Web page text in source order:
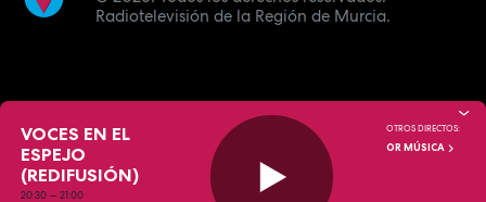
Radiotelevisión de la Región de Murcia.
VOCES EN EL
ESPEJO
(REDIFUSIÓN)
20:30—21:00
OTROS DIRECTOS:
OR MÚSICA